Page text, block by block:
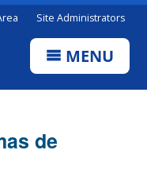
Site Administrators
MENU
de